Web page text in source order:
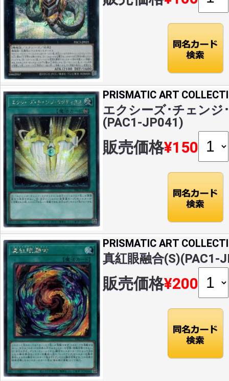
PRISMATIC ART
エクシーズ･チェンジ
(PAC1-JP041)
販売価格¥150
PRISMATIC ART
真紅眼融合(S)(PAC1-
販売価格¥200